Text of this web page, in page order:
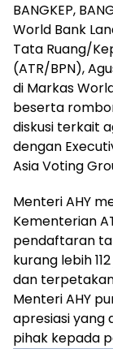
BANGKEP,
World Bank
Tata Ruang/
(ATR/BPN),
di Markas
beserta
diskusi terkait
dengan
Asia Voting
Menteri AHY
Kementerian
pendaftaran
kurang lebih
dan
Menteri AHY
apresiasi yang
pihak kepada